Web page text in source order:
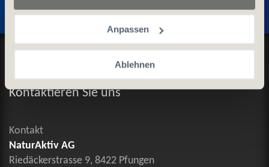
Anpassen
Ablehnen
Datenschutz und Cookie-Richtlinien
Allgemeine Geschäftsbedingungen
Kontaktieren Sie uns
Kontakt
NaturAktiv AG
Riedäckerstrasse 9, 8422 Pfungen